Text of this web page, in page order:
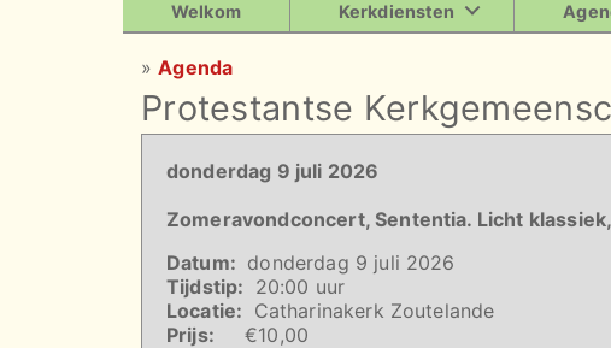
Welkom Kerkdiensten
»Agenda
Protestantse
donderdag 9 juli 2026
Zomeravondconcert, Sententia. Licht
Datum: donderdag 9 juli 2026
Tijdstip: 20:00 uur
Locatie: Catharinakerk Zoutelande
Prijs:
€10,00